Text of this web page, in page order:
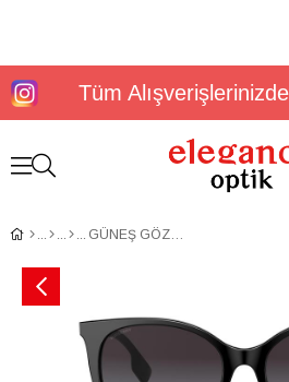
Tüm
GÜNEŞ GÖZLÜĞÜ BURBERRY BE43335530018G